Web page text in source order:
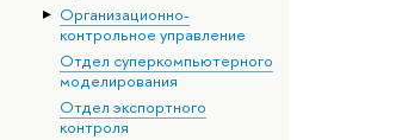
Организационно-
контрольное управление
Отдел суперкомпьютерного
моделирования
Отдел экспортного
контроля